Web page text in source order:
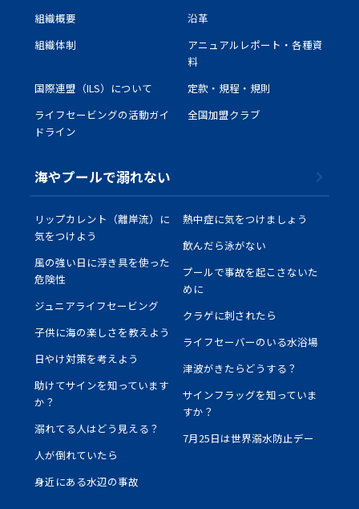
組織概要
沿革
組織体制
アニュアルレポート・各種資
料
国際連盟（ILS）について
定款・規程・規則
ライフセービングの活動ガイ
ドライン
全国加盟クラブ
海やプールで溺れない
リップカレント（離岸流）に
気をつけよう
風の強い日に浮き具を使った
危険性
ジュニアライフセービング
子供に海の楽しさを教えよう
日やけ対策を考えよう
助けてサインを知っています
か？
溺れてる人はどう見える？
人が倒れていたら
身近にある水辺の事故
熱中症に気をつけましょう
飲んだら泳がない
プールで事故を起こさないた
めに
クラゲに刺されたら
ライフセーバーのいる水浴場
津波がきたらどうする？
サインフラッグを知っていま
すか？
7月25日は世界溺水防止デー